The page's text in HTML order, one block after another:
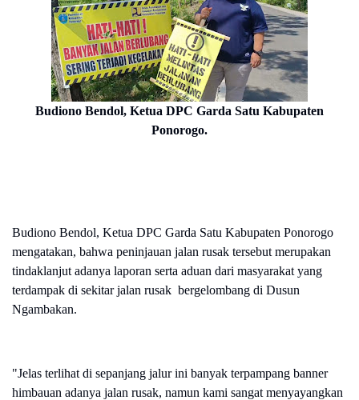
Budiono Bendol, Ketua DPC Garda Satu Kabupaten
Ponorogo.
Budiono Bendol, Ketua DPC Garda Satu Kabupaten Ponorogo
mengatakan, bahwa peninjauan jalan rusak tersebut merupakan
tindaklanjut adanya laporan serta aduan dari masyarakat yang
terdampak di sekitar jalan rusak bergelombang di Dusun
Ngambakan.
"Jelas terlihat di sepanjang jalur ini banyak terpampang banner
himbauan adanya jalan rusak, namun kami sangat menyayangkan